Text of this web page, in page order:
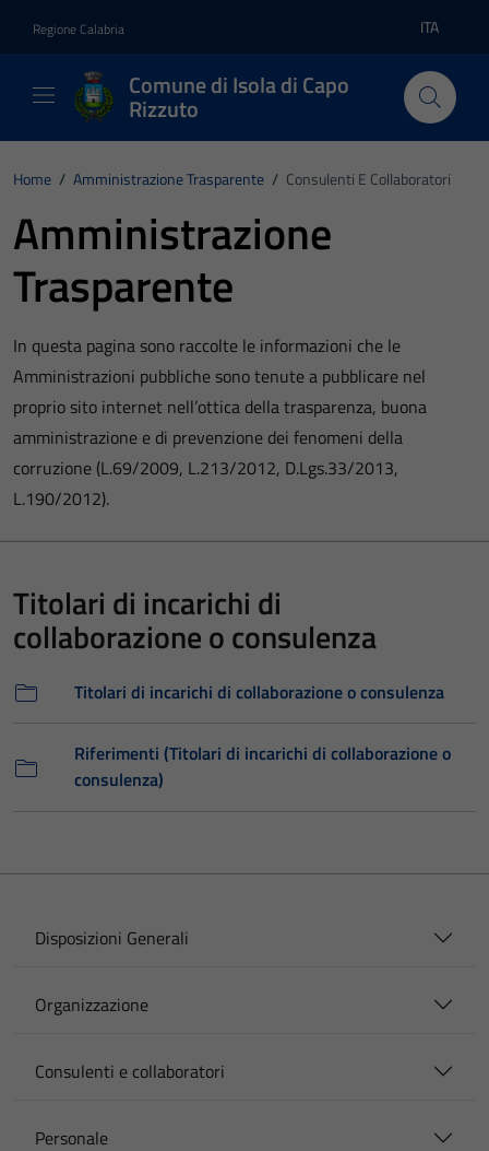
Regione Calabria Lingua
ITA
Comune di Isola di Capo
Rizzuto
Home / Amministrazione Trasparente / Consulenti E Collaboratori
Amministrazione
Trasparente
In questa pagina sono raccolte le informazioni che le
Amministrazioni pubbliche sono tenute a pubblicare nel
proprio sito internet nell’ottica della trasparenza, buona
amministrazione e di prevenzione dei fenomeni della
corruzione (L.69/2009, L.213/2012, D.Lgs.33/2013,
L.190/2012).
Titolari di incarichi di
collaborazione o consulenza
Titolari di incarichi di collaborazione o consulenza
Riferimenti (Titolari di incarichi di collaborazione o
consulenza)
Disposizioni Generali
Organizzazione
Consulenti e collaboratori
Personale